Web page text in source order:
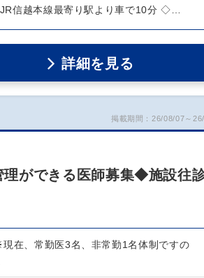
越本線最寄り駅より車で10分 ◇…
詳細を見る
掲載期間：26/08/07～
理ができる医師募集◆施設往
在、常勤医3名、非常勤1名体制ですの